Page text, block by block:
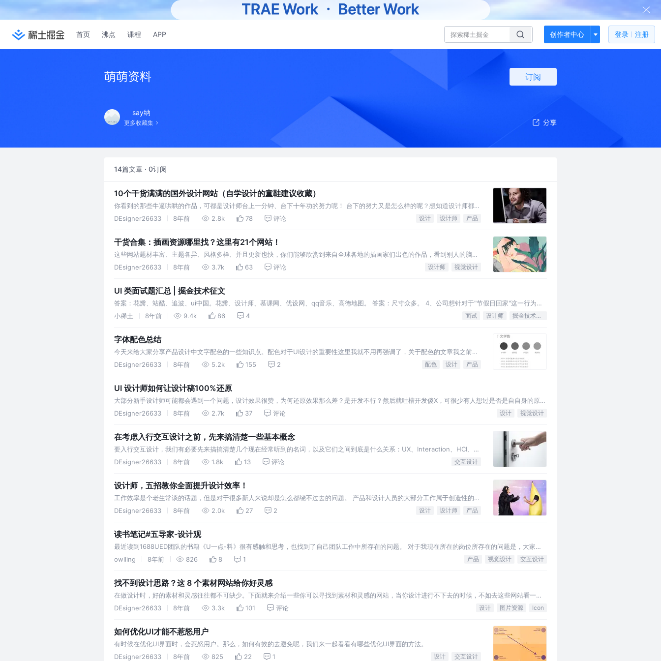
首页 沸点 课程 APP 创作者中心 登录 注册
萌萌资料 订阅
say纳
更多收藏集
14篇文章 · 0订阅
10个干货满满的国外设计网站（自学设计的童鞋建议收藏）
你看到的那些牛逼哄哄的作品，可都是设计师台上一分钟、台下十年功的努力呢！ 台下的努力又是怎么样的呢？想知道设计师都有
什么学习秘籍吗？ 刚刚踏入设计圈的你或许也在寻找一些实用又适合自己的学习工具，今天的推荐目测很和你胃口，一起来看！
DEsigner26633 8年前 2.8k 78 评论 设计 设计师 产品
干货合集：插画资源哪里找？这里有21个网站！
这些网站题材丰富、主题各异、风格多样、并且更新也快，你们能够欣赏到来自全球各地的插画家们出色的作品，看到别人的脑洞
是有多大，相信灵感也会源源不断。
DEsigner26633 8年前 3.7k 63 评论 设计师 视觉设计
UI 类面试题汇总 | 掘金技术征文
答案：花瓣、站酷、追波、ui中国。花瓣、设计师、慕课网、优设网、qq音乐、高德地图。 答案：尺寸众多。 4、公司想针对于"节假日回家"这一行为开
发一款互联网产品，需要写一个项目策划，用户潜在需求，时间和工作人员分工，功能流程框架，网站首页草图和另外某一屏草图。 答案：交互设计，…
小稀土 8年前 9.4k 86 4 面试 设计师 掘金技术征文
字体配色总结
今天来给大家分享产品设计中文字配色的一些知识点。配色对于UI设计的重要性这里我就不用再强调了，关于配色的文章我之前也
写了好几篇。但是回头看了一下，感觉总结的过于笼统，所以这次我把格局放小一点，专门来写一篇关于文字配色的文章，希望大
DEsigner26633 8年前 5.2k 155 2 配色 设计 产品
UI 设计师如何让设计稿100%还原
大部分新手设计师可能都会遇到一个问题，设计效果很赞，为何还原效果那么差？是开发不行？然后就吐槽开发傻X，可很少有人想过是否是自自身的原
因，在开发过程中就不断和开发撕逼。
DEsigner26633 8年前 2.7k 37 评论 设计 视觉设计
在考虑入行交互设计之前，先来搞清楚一些基本概念
要入行交互设计，我们有必要先来搞搞清楚几个现在经常听到的名词，以及它们之间到底是什么关系：UX、Interaction、HCI、
UI。
DEsigner26633 8年前 1.8k 13 评论 交互设计
设计师，五招教你全面提升设计效率！
工作效率是个老生常谈的话题，但是对于很多新人来说却是怎么都绕不过去的问题。 产品和设计人员的大部分工作属于创造性的，
需要投入很多的思索和研究，非常耗费时间，有时候如果不掌握一些方法和要领，很容易把时间蹉跎掉。
DEsigner26633 8年前 2.0k 27 2 设计 设计师 产品
读书笔记#五导家-设计观
最近读到1688UED团队的书籍《U一点-料》很有感触和思考，也找到了自己团队工作中所存在的问题。 对于我现在所在的岗位所存在的问题是，大家在
做设计的时候很难思考的那么到位，设计也变的很随意和随性，到最后导致设计输出文件变得没有思考价值，设计师变成了一个画图的工具，产品变成了
owlling 8年前 826 8 1 产品 视觉设计 交互设计
找不到设计思路？这 8 个素材网站给你好灵感
在做设计时，好的素材和灵感往往都不可缺少。下面就来介绍一些你可以寻找到素材和灵感的网站，当你设计进行不下去的时候，不如去这些网站看一
看。
DEsigner26633 8年前 3.3k 101 评论 设计 图片资源 Icon
如何优化UI才能不惹怒用户
有时候在优化UI界面时，会惹怒用户。那么，如何有效的去避免呢，我们来一起看看有哪些优化UI界面的方法。
DEsigner26633
8年前 825 22 1 设计 交互设计